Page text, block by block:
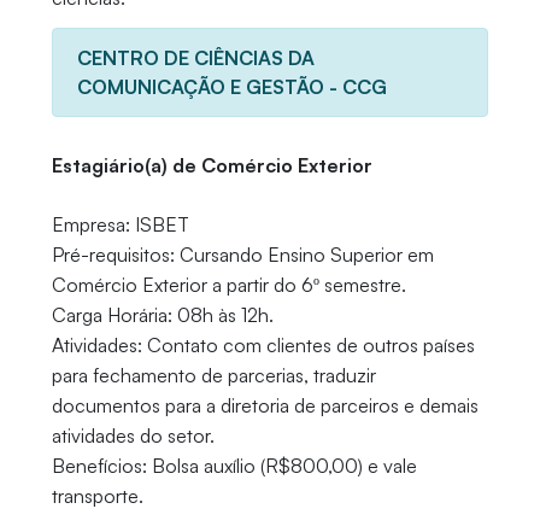
CENTRO DE CIÊNCIAS DA
COMUNICAÇÃO E GESTÃO - CCG
Estagiário(a) de Comércio Exterior
Empresa: ISBET
Pré-requisitos: Cursando Ensino Superior em
Comércio Exterior a partir do 6º semestre.
Carga Horária: 08h às 12h.
Atividades: Contato com clientes de outros países
para fechamento de parcerias, traduzir
documentos para a diretoria de parceiros e demais
atividades do setor.
Benefícios: Bolsa auxílio (R$800,00) e vale
transporte.